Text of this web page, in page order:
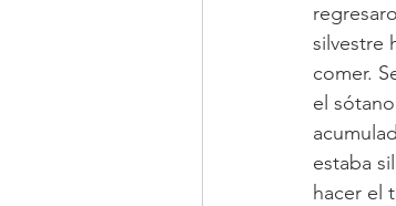
silvestre
comer.
el
estaba
hacer el